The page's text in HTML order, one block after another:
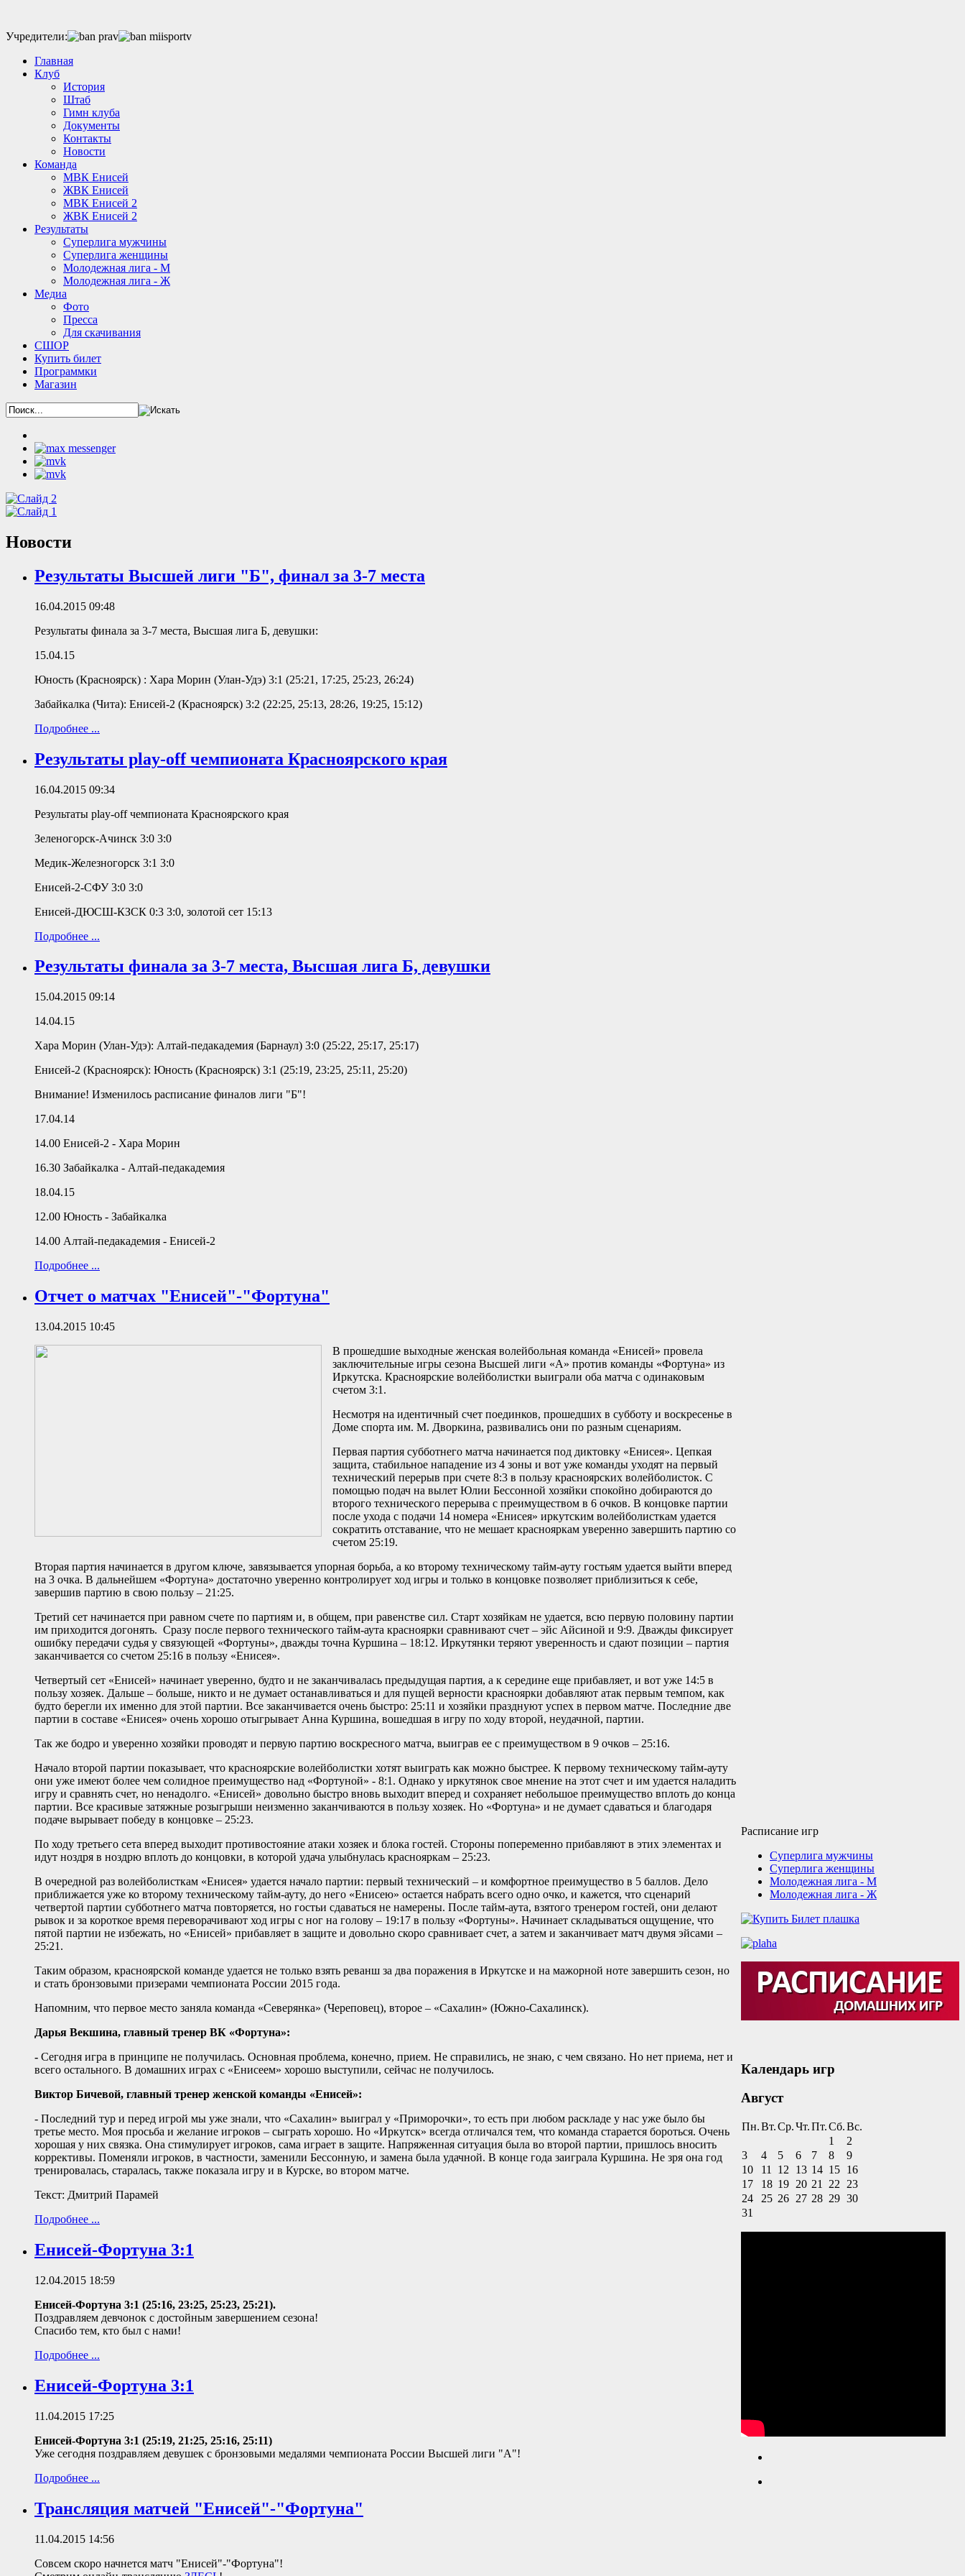
Учредители:
Главная
Клуб
История
Штаб
Гимн клуба
Документы
Контакты
Новости
Команда
МВК Енисей
ЖВК Енисей
МВК Енисей 2
ЖВК Енисей 2
Результаты
Суперлига мужчины
Суперлига женщины
Молодежная лига - М
Молодежная лига - Ж
Медиа
Фото
Пресса
Для скачивания
СШОР
Купить билет
Программки
Магазин
Новости
Результаты Высшей лиги "Б", финал за 3-7 места
16.04.2015 09:48
Результаты финала за 3-7 места, Высшая лига Б, девушки:
15.04.15
Юность (Красноярск) : Хара Морин (Улан-Удэ) 3:1 (25:21, 17:25, 25:23, 26:24)
Забайкалка (Чита): Енисей-2 (Красноярск) 3:2 (22:25, 25:13, 28:26, 19:25, 15:12)
Подробнее ...
Результаты play-off чемпионата Красноярского края
16.04.2015 09:34
Результаты play-off чемпионата Красноярского края
Зеленогорск-Ачинск 3:0 3:0
Медик-Железногорск 3:1 3:0
Енисей-2-СФУ 3:0 3:0
Енисей-ДЮСШ-КЗСК 0:3 3:0, золотой сет 15:13
Подробнее ...
Результаты финала за 3-7 места, Высшая лига Б, девушки
15.04.2015 09:14
14.04.15
Хара Морин (Улан-Удэ): Алтай-педакадемия (Барнаул) 3:0 (25:22, 25:17, 25:17)
Енисей-2 (Красноярск): Юность (Красноярск) 3:1 (25:19, 23:25, 25:11, 25:20)
Внимание! Изменилось расписание финалов лиги "Б"!
17.04.14
14.00 Енисей-2 - Хара Морин
16.30 Забайкалка - Алтай-педакадемия
18.04.15
12.00 Юность - Забайкалка
14.00 Алтай-педакадемия - Енисей-2
Подробнее ...
Отчет о матчах "Енисей"-"Фортуна"
13.04.2015 10:45
В прошедшие выходные женская волейбольная команда «Енисей» провела
заключительные игры сезона Высшей лиги «А» против команды «Фортуна» из
Иркутска. Красноярские волейболистки выиграли оба матча с одинаковым
счетом 3:1.
Несмотря на идентичный счет поединков, прошедших в субботу и воскресенье в
Доме спорта им. М. Дворкина, развивались они по разным сценариям.
Первая партия субботнего матча начинается под диктовку «Енисея». Цепкая
защита, стабильное нападение из 4 зоны и вот уже команды уходят на первый
технический перерыв при счете 8:3 в пользу красноярских волейболисток. С
помощью подач на вылет Юлии Бессонной хозяйки спокойно добираются до
второго технического перерыва с преимуществом в 6 очков. В концовке партии
после ухода с подачи 14 номера «Енисея» иркутским волейболисткам удается
сократить отставание, что не мешает краснояркам уверенно завершить партию со
счетом 25:19.
Вторая партия начинается в другом ключе, завязывается упорная борьба, а ко второму техническому тайм-ауту гостьям удается выйти вперед
на 3 очка. В дальнейшем «Фортуна» достаточно уверенно контролирует ход игры и только в концовке позволяет приблизиться к себе,
завершив партию в свою пользу – 21:25.
Третий сет начинается при равном счете по партиям и, в общем, при равенстве сил. Старт хозяйкам не удается, всю первую половину партии
им приходится догонять. Сразу после первого технического тайм-аута красноярки сравнивают счет – эйс Айсиной и 9:9. Дважды фиксирует
ошибку передачи судья у связующей «Фортуны», дважды точна Куршина – 18:12. Иркутянки теряют уверенность и сдают позиции – партия
заканчивается со счетом 25:16 в пользу «Енисея».
Четвертый сет «Енисей» начинает уверенно, будто и не заканчивалась предыдущая партия, а к середине еще прибавляет, и вот уже 14:5 в
пользу хозяек. Дальше – больше, никто и не думает останавливаться и для пущей верности красноярки добавляют атак первым темпом, как
будто берегли их именно для этой партии. Все заканчивается очень быстро: 25:11 и хозяйки празднуют успех в первом матче. Последние две
партии в составе «Енисея» очень хорошо отыгрывает Анна Куршина, вошедшая в игру по ходу второй, неудачной, партии.
Так же бодро и уверенно хозяйки проводят и первую партию воскресного матча, выиграв ее с преимуществом в 9 очков – 25:16.
Начало второй партии показывает, что красноярские волейболистки хотят выиграть как можно быстрее. К первому техническому тайм-ауту
они уже имеют более чем солидное преимущество над «Фортуной» - 8:1. Однако у иркутянок свое мнение на этот счет и им удается наладить
игру и сравнять счет, но ненадолго. «Енисей» довольно быстро вновь выходит вперед и сохраняет небольшое преимущество вплоть до конца
партии. Все красивые затяжные розыгрыши неизменно заканчиваются в пользу хозяек. Но «Фортуна» и не думает сдаваться и благодаря
подаче вырывает победу в концовке – 25:23.
По ходу третьего сета вперед выходит противостояние атаки хозяек и блока гостей. Стороны попеременно прибавляют в этих элементах и
идут ноздря в ноздрю вплоть до концовки, в которой удача улыбнулась краснояркам – 25:23.
В очередной раз волейболисткам «Енисея» удается начало партии: первый технический – и комфортное преимущество в 5 баллов. Дело
приближается уже ко второму техническому тайм-ауту, до него «Енисею» остается набрать всего одно очко, и кажется, что сценарий
четвертой партии субботнего матча повторяется, но гостьи сдаваться не намерены. После тайм-аута, взятого тренером гостей, они делают
рывок и за короткое время переворачивают ход игры с ног на голову – 19:17 в пользу «Фортуны». Начинает складываться ощущение, что
пятой партии не избежать, но «Енисей» прибавляет в защите и довольно скоро сравнивает счет, а затем и заканчивает матч двумя эйсами –
25:21.
Таким образом, красноярской команде удается не только взять реванш за два поражения в Иркутске и на мажорной ноте завершить сезон, но
и стать бронзовыми призерами чемпионата России 2015 года.
Напомним, что первое место заняла команда «Северянка» (Череповец), второе – «Сахалин» (Южно-Сахалинск).
Дарья Векшина, главный тренер ВК «Фортуна»:
- Сегодня игра в принципе не получилась. Основная проблема, конечно, прием. Не справились, не знаю, с чем связано. Но нет приема, нет и
всего остального. В домашних играх с «Енисеем» хорошо выступили, сейчас не получилось.
Виктор Бичевой, главный тренер женской команды «Енисей»:
- Последний тур и перед игрой мы уже знали, что «Сахалин» выиграл у «Приморочки», то есть при любом раскладе у нас уже было бы
третье место. Моя просьба и желание игроков – сыграть хорошо. Но «Иркутск» всегда отличался тем, что команда старается бороться. Очень
хорошая у них связка. Она стимулирует игроков, сама играет в защите. Напряженная ситуация была во второй партии, пришлось вносить
коррективы. Поменяли игроков, в частности, заменили Бессонную, и замена была удачной. В конце года заиграла Куршина. Не зря она год
тренировалась, старалась, также показала игру и в Курске, во втором матче.
Текст: Дмитрий Парамей
Подробнее ...
Енисей-Фортуна 3:1
12.04.2015 18:59
Енисей-Фортуна 3:1 (25:16, 23:25, 25:23, 25:21).
Поздравляем девчонок с достойным завершением сезона!
Спасибо тем, кто был с нами!
Подробнее ...
Енисей-Фортуна 3:1
11.04.2015 17:25
Енисей-Фортуна 3:1 (25:19, 21:25, 25:16, 25:11)
Уже сегодня поздравляем девушек с бронзовыми медалями чемпионата России Высшей лиги "А"!
Подробнее ...
Трансляция матчей "Енисей"-"Фортуна"
11.04.2015 14:56
Совсем скоро начнется матч "Енисей"-"Фортуна"!
Расписание игр
Суперлига мужчины
Суперлига женщины
Молодежная лига - М
Молодежная лига - Ж
Календарь игр
Август
Пн.Вт.Ср.Чт.Пт.Сб.Вс.
1
2
3
4 5 6 7 8
9
10
11 12 13 14 15 16
17
18 19 20 21 22
23
24
25 26 27 28 29 30
31